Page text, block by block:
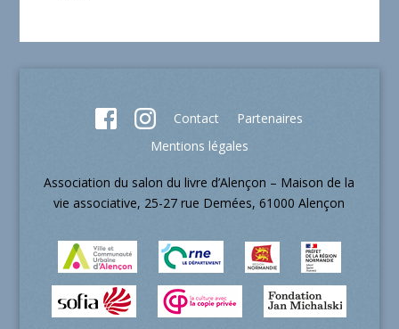
Contact
Partenaires
Mentions légales
Association du salon du livre d’Alençon – Maison de la
vie associative, 25-27 rue Demées, 61000 Alençon